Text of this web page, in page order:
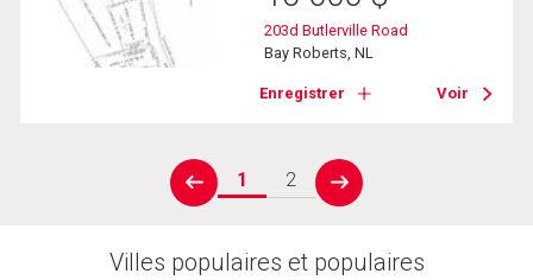
203d Butlerville Road
Bay Roberts, NL
Enregistrer Voir
prev
1 2
next
Villes populaires et populaires